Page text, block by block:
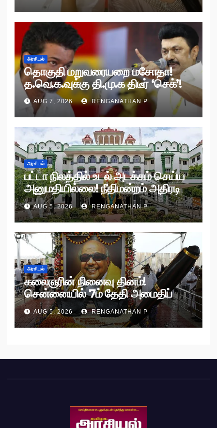
அரசியல்
தொகுதி மறுவரையறை மசோதா!
த.வெ.க.வுக்கு தி.மு.க திடீர் ‘செக்’!
AUG 7, 2026 RENGANATHAN P
அரசியல்
பட்டா நிலத்தில் உடல் அடக்கம் செய்ய
அனுமதியில்லை! நீதிமன்றம் அதிரடி
உத்தரவு!
AUG 5, 2026 RENGANATHAN P
அரசியல்
கலைஞரின் நினைவு தினம்!
சென்னையில் 7ம் தேதி அமைதிப்
பேரணி!
AUG 5, 2026 RENGANATHAN P